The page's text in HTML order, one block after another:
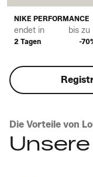
NIKE PERFORMANCE
endet in
2 Tagen
bis zu
-
Die Vorteile von